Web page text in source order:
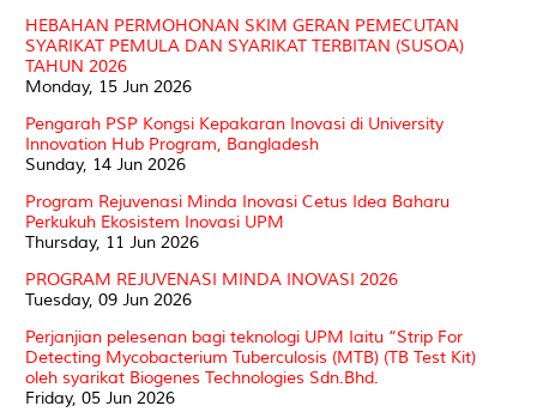
HEBAHAN PERMOHONAN SKIM GERAN PEMECUTAN
SYARIKAT PEMULA DAN SYARIKAT TERBITAN (SUSOA)
TAHUN 2026
Monday, 15 Jun 2026
Pengarah PSP Kongsi Kepakaran Inovasi di University
Innovation Hub Program, Bangladesh
Sunday, 14 Jun 2026
Program Rejuvenasi Minda Inovasi Cetus Idea Baharu
Perkukuh Ekosistem Inovasi UPM
Thursday, 11 Jun 2026
PROGRAM REJUVENASI MINDA INOVASI 2026
Tuesday, 09 Jun 2026
Perjanjian pelesenan bagi teknologi UPM Iaitu “Strip For
Detecting Mycobacterium Tuberculosis (MTB) (TB Test Kit)
oleh syarikat Biogenes Technologies Sdn.Bhd.
Friday, 05 Jun 2026